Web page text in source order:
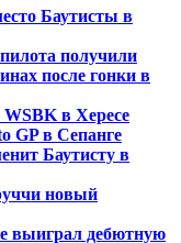
Баутисты в
получили
после гонки в
WSBK в Хересе
GP в Сепанге
Баутисту в
новый
выиграл дебютную